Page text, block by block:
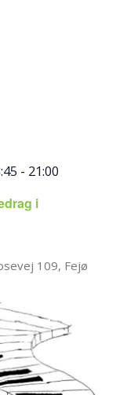
i
- 21:00
109, Fejø